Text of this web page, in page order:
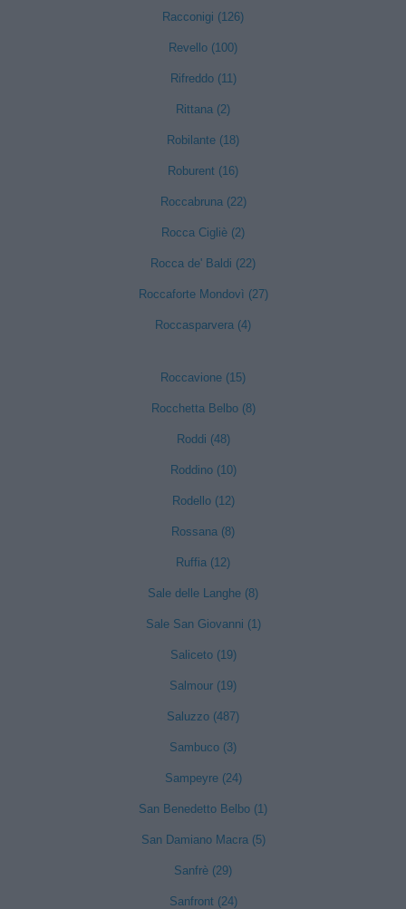
Racconigi (126)
Revello (100)
Rifreddo (11)
Rittana (2)
Robilante (18)
Roburent (16)
Roccabruna (22)
Rocca Cigliè (2)
Rocca de' Baldi (22)
Roccaforte Mondovì (27)
Roccasparvera (4)
Roccavione (15)
Rocchetta Belbo (8)
Roddi (48)
Roddino (10)
Rodello (12)
Rossana (8)
Ruffia (12)
Sale delle Langhe (8)
Sale San Giovanni (1)
Saliceto (19)
Salmour (19)
Saluzzo (487)
Sambuco (3)
Sampeyre (24)
San Benedetto Belbo (1)
San Damiano Macra (5)
Sanfrè (29)
Sanfront (24)